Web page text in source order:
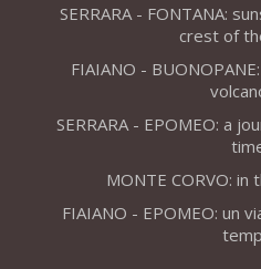
SERRARA - FONTANA:
crest of
FIAIANO -
SERRARA - EPOMEO: a
MONTE CORVO: in
FIAIANO - EPOMEO: un